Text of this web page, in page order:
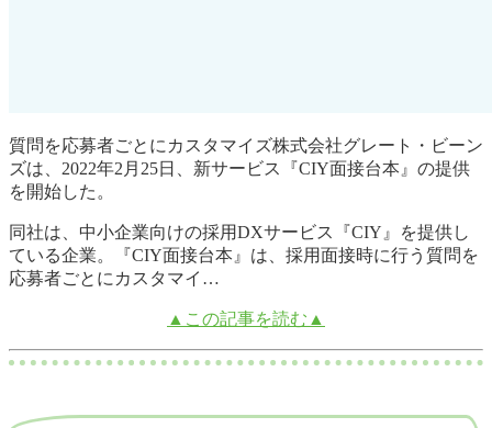
質問を応募者ごとにカスタマイズ株式会社グレート・ビーン
ズは、2022年2月25日、新サービス『CIY面接台本』の提供
を開始した。
同社は、中小企業向けの採用DXサービス『CIY』を提供し
ている企業。『CIY面接台本』は、採用面接時に行う質問を
応募者ごとにカスタマイ…
▲この記事を読む▲